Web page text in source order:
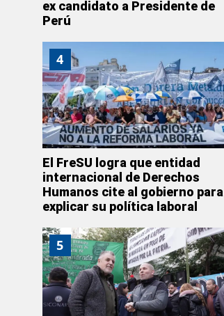
ex candidato a Presidente de
Perú
4
El FreSU logra que entidad
internacional de Derechos
Humanos cite al gobierno para
explicar su política laboral
5